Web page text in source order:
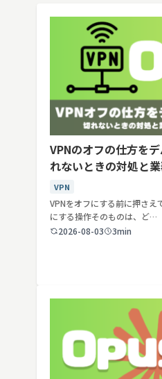
VPNのオフの仕方を
れないときの対処と
VPN
VPNをオフにする前に押さえ
にする操作そのものは、ど…
2026-08-03
3min